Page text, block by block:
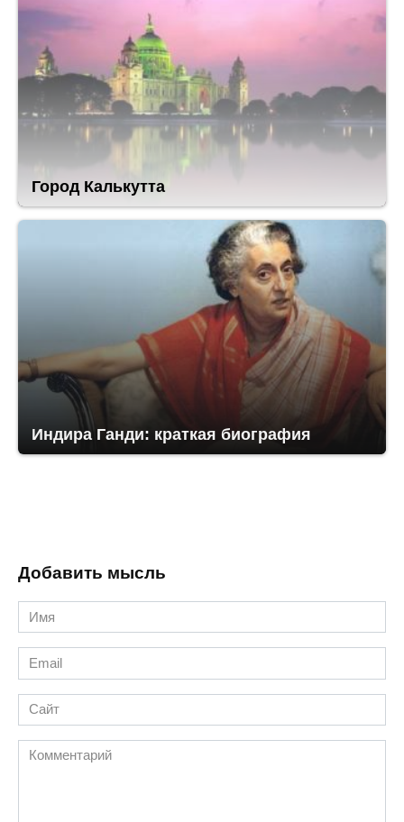
Город Калькутта
Индира Ганди: краткая биография
Добавить мысль
Имя
*
Email
*
Сайт
Комментарий